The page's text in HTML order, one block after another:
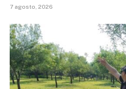
7 agosto, 2026